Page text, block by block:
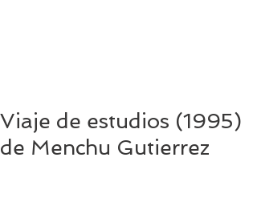
Viaje de estudios (1995)
de Menchu Gutierrez